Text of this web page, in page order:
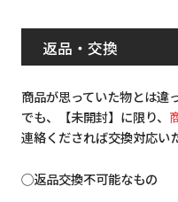
返品・交換
商品が思っていた物とは違
でも、【未開封】に限り、
連絡くだされば交換対応い
◯返品交換不可能なもの